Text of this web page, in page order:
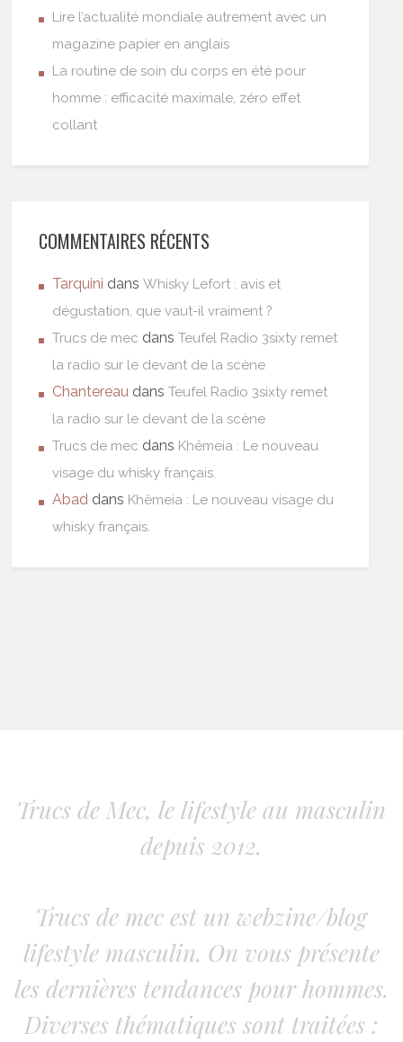
Lire l’actualité mondiale autrement avec un
magazine papier en anglais
La routine de soin du corps en été pour
homme : efficacité maximale, zéro effet
collant
COMMENTAIRES RÉCENTS
Tarquini dansWhisky Lefort : avis et
dégustation, que vaut-il vraiment ?
Trucs de mec dansTeufel Radio 3sixty remet
la radio sur le devant de la scène
Chantereau dansTeufel Radio 3sixty remet
la radio sur le devant de la scène
Trucs de mec dans Khêmeia : Le nouveau
visage du whisky français.
Abad dans Khêmeia : Le nouveau visage du
whisky français.
Trucs de Mec, le lifestyle au masculin
depuis 2012.
Trucs de mec est un webzine/blog
lifestyle masculin. On vous présente
les dernières tendances pour hommes.
Diverses thématiques sont traitées :